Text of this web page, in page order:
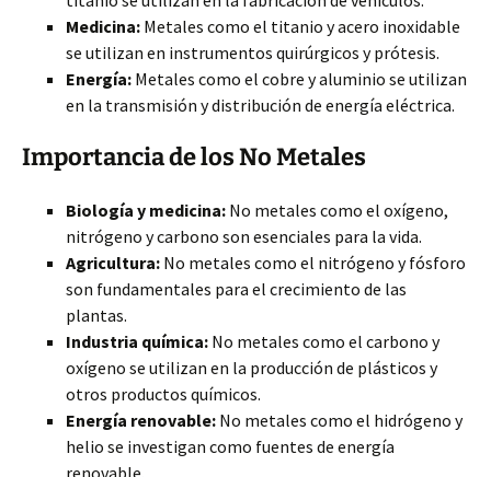
Medicina: Metales como el titanio y acero inoxidable
se utilizan en instrumentos quirúrgicos y prótesis.
Energía: Metales como el cobre y aluminio se utilizan
en la transmisión y distribución de energía eléctrica.
Importancia de los No Metales
Biología y medicina: No metales como el oxígeno,
nitrógeno y carbono son esenciales para la vida.
Agricultura: No metales como el nitrógeno y fósforo
son fundamentales para el crecimiento de las
plantas.
Industria química: No metales como el carbono y
oxígeno se utilizan en la producción de plásticos y
otros productos químicos.
Energía renovable: No metales como el hidrógeno y
helio se investigan como fuentes de energía
renovable.